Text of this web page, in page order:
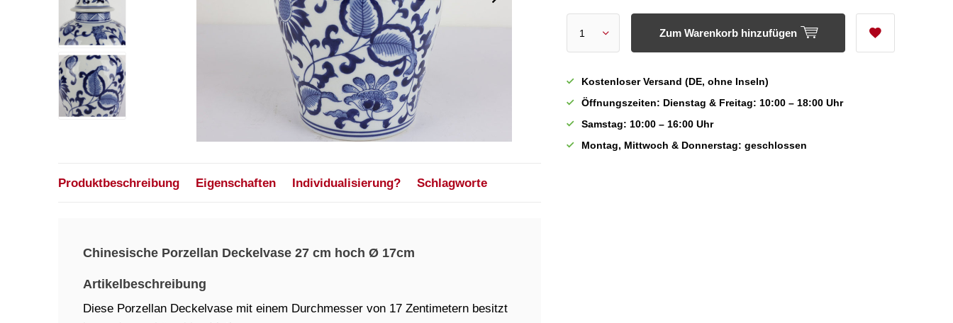
Zum Warenkorb hinzufügen
Kostenloser Versand (DE, ohne Inseln)
Öffnungszeiten: Dienstag & Freitag: 10:00 – 18:00 Uhr
Samstag: 10:00 – 16:00 Uhr
Montag, Mittwoch & Donnerstag: geschlossen
Produktbeschreibung Eigenschaften Individualisierung? Schlagworte
Chinesische Porzellan Deckelvase 27 cm hoch Ø 17cm
Artikelbeschreibung
Diese Porzellan Deckelvase mit einem Durchmesser von 17 Zentimetern besitzt